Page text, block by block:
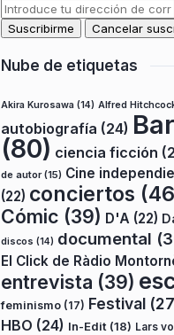
Nube de etiquetas
Akira Kurosawa (14) Alfred
autobiografía (24)
(80) ciencia ficción
de autor(15) Cine
(22) conciertos
Cómic (39) D'A (22)
discos (14) documental
El Click de Ràdio
entrevista (39)
feminismo (17) Festival
HBO (24) In-Edit (18) Lars